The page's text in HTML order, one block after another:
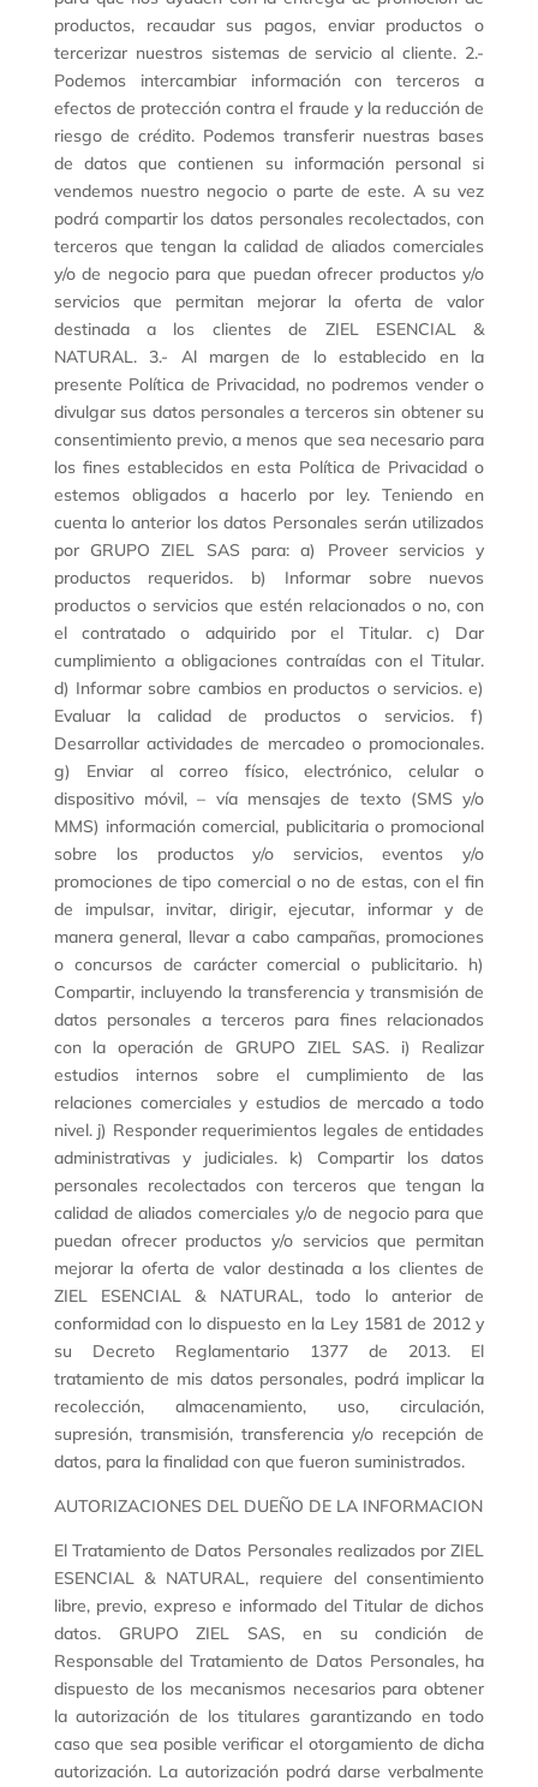
productos, recaudar sus pagos, enviar productos o
tercerizar nuestros sistemas de servicio al cliente. 2.-
Podemos intercambiar información con terceros a
efectos de protección contra el fraude y la reducción de
riesgo de crédito. Podemos transferir nuestras bases
de datos que contienen su información personal si
vendemos nuestro negocio o parte de este. A su vez
podrá compartir los datos personales recolectados, con
terceros que tengan la calidad de aliados comerciales
y/o de negocio para que puedan ofrecer productos y/o
servicios que permitan mejorar la oferta de valor
destinada a los clientes de ZIEL ESENCIAL &
NATURAL. 3.- Al margen de lo establecido en la
presente Política de Privacidad, no podremos vender o
divulgar sus datos personales a terceros sin obtener su
consentimiento previo, a menos que sea necesario para
los fines establecidos en esta Política de Privacidad o
estemos obligados a hacerlo por ley. Teniendo en
cuenta lo anterior los datos Personales serán utilizados
por GRUPO ZIEL SAS para: a) Proveer servicios y
productos requeridos. b) Informar sobre nuevos
productos o servicios que estén relacionados o no, con
el contratado o adquirido por el Titular. c) Dar
cumplimiento a obligaciones contraídas con el Titular.
d) Informar sobre cambios en productos o servicios. e)
Evaluar la calidad de productos o servicios. f)
Desarrollar actividades de mercadeo o promocionales.
g) Enviar al correo físico, electrónico, celular o
dispositivo móvil, – vía mensajes de texto (SMS y/o
MMS) información comercial, publicitaria o promocional
sobre los productos y/o servicios, eventos y/o
promociones de tipo comercial o no de estas, con el fin
de impulsar, invitar, dirigir, ejecutar, informar y de
manera general, llevar a cabo campañas, promociones
o concursos de carácter comercial o publicitario. h)
Compartir, incluyendo la transferencia y transmisión de
datos personales a terceros para fines relacionados
con la operación de GRUPO ZIEL SAS. i) Realizar
estudios internos sobre el cumplimiento de las
relaciones comerciales y estudios de mercado a todo
nivel. j) Responder requerimientos legales de entidades
administrativas y judiciales. k) Compartir los datos
personales recolectados con terceros que tengan la
calidad de aliados comerciales y/o de negocio para que
puedan ofrecer productos y/o servicios que permitan
mejorar la oferta de valor destinada a los clientes de
ZIEL ESENCIAL & NATURAL, todo lo anterior de
conformidad con lo dispuesto en la Ley 1581 de 2012 y
su Decreto Reglamentario 1377 de 2013. El
tratamiento de mis datos personales, podrá implicar la
recolección, almacenamiento, uso, circulación,
supresión, transmisión, transferencia y/o recepción de
datos, para la finalidad con que fueron suministrados.
AUTORIZACIONES DEL DUEÑO DE LA INFORMACION
El Tratamiento de Datos Personales realizados por ZIEL
ESENCIAL & NATURAL, requiere del consentimiento
libre, previo, expreso e informado del Titular de dichos
datos. GRUPO ZIEL SAS, en su condición de
Responsable del Tratamiento de Datos Personales, ha
dispuesto de los mecanismos necesarios para obtener
la autorización de los titulares garantizando en todo
caso que sea posible verificar el otorgamiento de dicha
autorización. La autorización podrá darse verbalmente